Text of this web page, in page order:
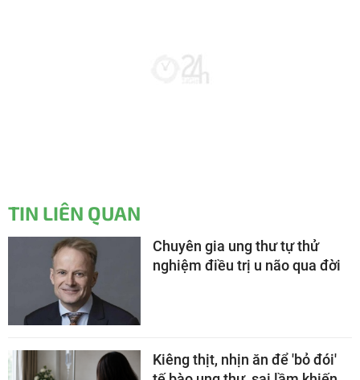
TIN LIÊN QUAN
Chuyên gia ung thư tự thử
nghiệm điều trị u não qua đời
Kiêng thịt, nhịn ăn để 'bỏ đói'